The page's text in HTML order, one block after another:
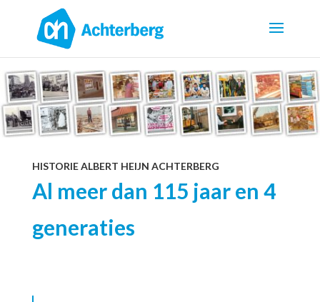
HISTORIE ALBERT HEIJN ACHTERBERG
Al meer dan 115 jaar en 4
generaties